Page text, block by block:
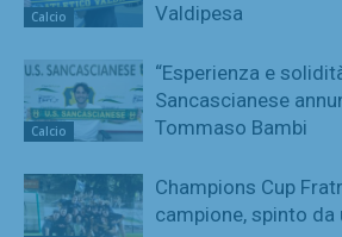
Calcio
Valdipesa
Calcio
“Esperienza e
Sancascianese
Tommaso Bambi
Champions Cup
campione, spinto